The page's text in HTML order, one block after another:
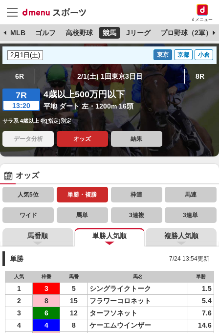
dメニュー
MLB ゴルフ 高校野球 競馬 Jリーグ プロ野球（2軍）
東京 京都 小倉
6R 2/1(土) 1回東京3日目 8R
7R
13:20
4歳以上500万円以下
平地 ダート 左・1200m 16頭
サラ系 4歳以上 牝[指定]別定
データ分析 オッズ 結果
オッズ
人気5位 単勝・複勝 枠連 馬連
ワイド 馬単 3連複 3連単
馬番順 単勝人気順 複勝人気順
単勝 7/24 13:54更新
人気 枠番 馬番 馬名 単勝
1 3 5 シングライクトーク
1.5
2
8 15 フラワーコロネット
5.4
3
6 12 ターフソネット
7.6
4
4 8 ケーエムウインザー
14.6